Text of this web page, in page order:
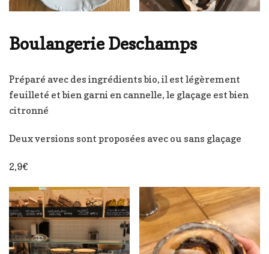
Boulangerie Deschamps
Préparé avec des ingrédients bio, il est légèrement
feuilleté et bien garni en cannelle, le glaçage est bien
citronné
Deux versions sont proposées avec ou sans glaçage
2,9€